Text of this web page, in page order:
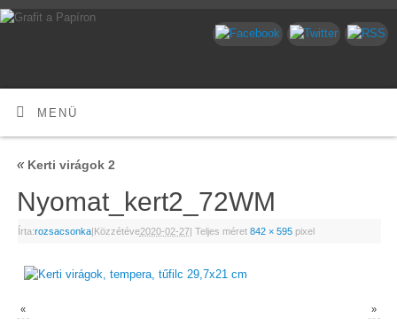
MENÜ
«Kerti virágok 2
Nyomat_kert2_72WM
Írta:rozsacsonka|Közzétéve2020-02-27| Teljes méret 842 × 595pixel
« »